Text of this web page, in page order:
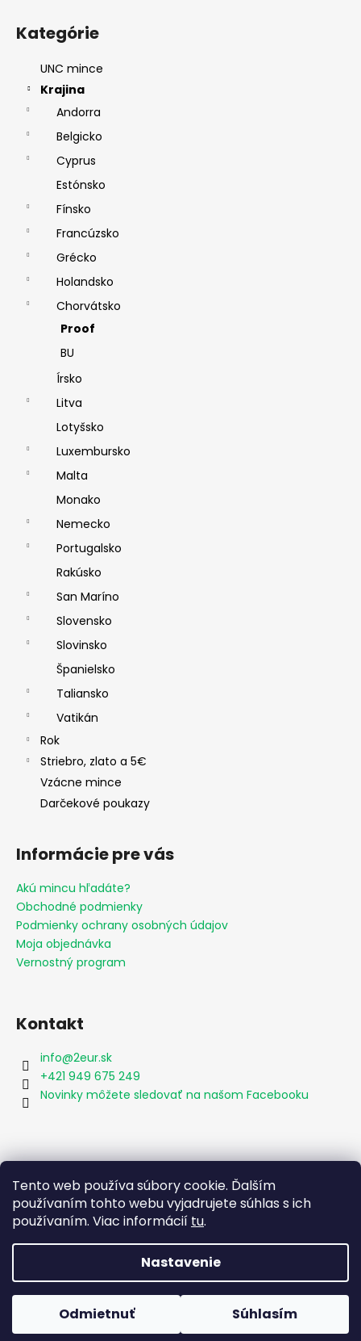
Tento web používa súbory cookie. Ďalším
používaním tohto webu vyjadrujete súhlas s ich
používaním. Viac informácií tu.
Nastavenie
Odmietnuť Súhlasím
Kategórie
UNC mince
Krajina
Andorra
Belgicko
Cyprus
Estónsko
Fínsko
Francúzsko
Grécko
Holandsko
Chorvátsko
Proof
BU
Írsko
Litva
Lotyšsko
Luxembursko
Malta
Monako
Nemecko
Portugalsko
Rakúsko
San Maríno
Slovensko
Slovinsko
Španielsko
Taliansko
Vatikán
Rok
Striebro, zlato a 5€
Vzácne mince
Darčekové poukazy
Informácie pre vás
Akú mincu hľadáte?
Obchodné podmienky
Podmienky ochrany osobných údajov
Moja objednávka
Vernostný program
Kontakt
info@2eur.sk
+421 949 675 249
Novinky môžete sledovať na našom Facebooku
Vytvoril Shoptet
Copyright 20262eur.sk . Všetky práva vyhradené.